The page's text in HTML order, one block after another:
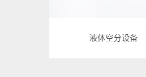
内压缩制氧设备